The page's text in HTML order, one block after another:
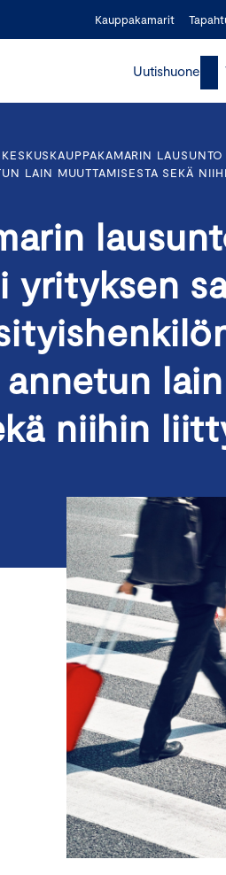
Kauppakamarit
Uutishuone
KESKUSKAUPPAKAMARIN
LAIN MUUTTAMISESTA SEKÄ
yrityksen
lain
niihin